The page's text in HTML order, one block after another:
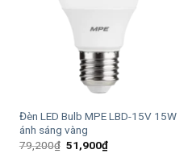
Đèn LED Bulb MPE LBD-15V 15W
ánh sáng vàng
79,200₫ Giá
gốc
51,900₫Giá
hiện